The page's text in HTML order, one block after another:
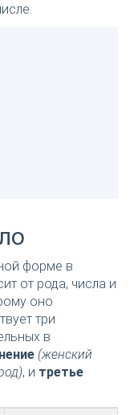
форме в
от рода, числа и
оно
три
в
(женский
, и третье